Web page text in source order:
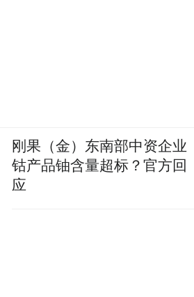
刚果（金）东南部中资企业
钴产品铀含量超标？官方回
应